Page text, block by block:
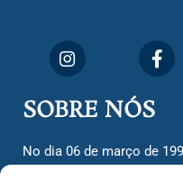
SOBRE NÓS
No dia 06 de março de